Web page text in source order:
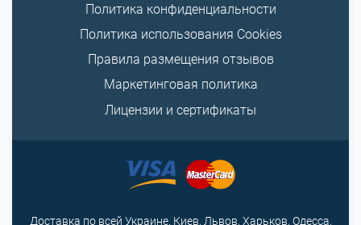
Политика конфиденциальности
Политика использования Cookies
Правила размещения отзывов
Маркетинговая политика
Лицензии и сертификаты
Доставка по всей Украине. Киев, Львов, Харьков, Одесса,